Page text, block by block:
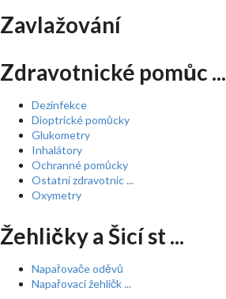
Zavlažování
Zdravotnické pomůc ...
Dezinfekce
Dioptrické pomůcky
Glukometry
Inhalátory
Ochranné pomůcky
Ostatní zdravotnic ...
Oxymetry
Žehličky a Šicí st ...
Napařovače oděvů
Napařovací žehličk ...